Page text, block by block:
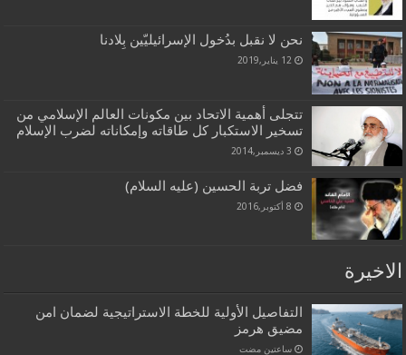
نحن لا نقبل بدُخول الإسرائيليّين بِلادنا
12 يناير,2019
تتجلى أهمية الاتحاد بين مكونات العالم الإسلامي من
تسخير الاستكبار كل طاقاته وإمكاناته لضرب الإسلام
3 ديسمبر,2014
فضل تربة الحسين (عليه السلام)
8 أكتوبر,2016
الاخيرة
التفاصيل الأولية للخطة الاستراتيجية لضمان امن
مضيق هرمز
‏ساعتين مضت